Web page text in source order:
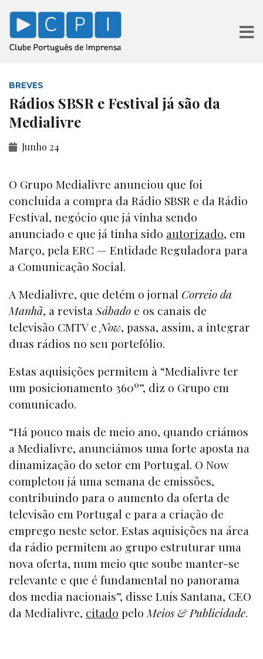
BREVES
Rádios SBSR e Festival já são da
Medialivre
Junho 24
O Grupo Medialivre anunciou que foi
concluída a compra da Rádio SBSR e da Rádio
Festival, negócio que já vinha sendo
anunciado e que já tinha sido autorizado, em
Março, pela ERC — Entidade Reguladora para
a Comunicação Social.
A Medialivre, que detém o jornal Correio da
Manhã, a revista Sábado e os canais de
televisão CMTV e Now, passa, assim, a integrar
duas rádios no seu portefólio.
Estas aquisições permitem à “Medialivre ter
um posicionamento 360º”, diz o Grupo em
comunicado.
“Há pouco mais de meio ano, quando criámos
a Medialivre, anunciámos uma forte aposta na
dinamização do setor em Portugal. O Now
completou já uma semana de emissões,
contribuindo para o aumento da oferta de
televisão em Portugal e para a criação de
emprego neste setor. Estas aquisições na área
da rádio permitem ao grupo estruturar uma
nova oferta, num meio que soube manter-se
relevante e que é fundamental no panorama
dos media nacionais”, disse Luís Santana, CEO
da Medialivre, citado peloMeios & Publicidade.